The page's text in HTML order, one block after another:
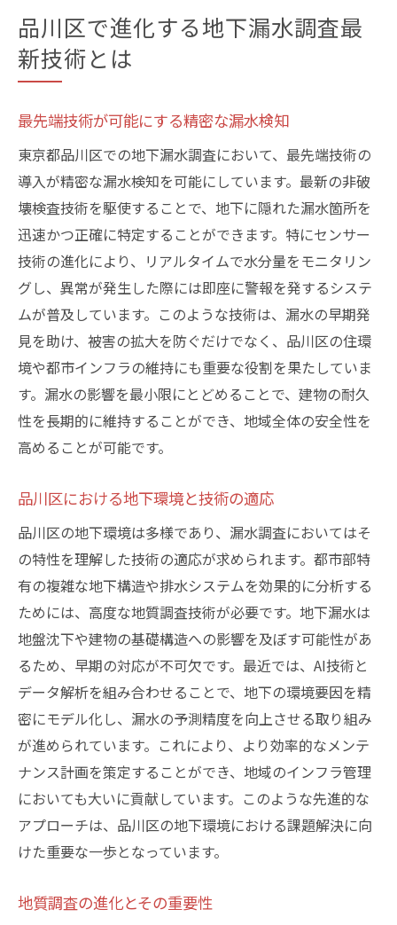
品川区での技術導入事例とその成果
地下漏水がもたらす品川区の生活への影響
地下漏水による住宅被害とその対策
漏水が地域の水資源に与える影響
健康被害を防ぐための迅速な対応
漏水による経済的損失とその防止策
地域住民の生活に直接影響する問題点
非破壊検査が地下漏水調査を変える理由
非破壊検査技術の概要と利点
品川区での適用事例とその結果
地下構造の安全性確認における役割
環境への影響を最小限に抑える技術革新
コスト削減と効率化を実現する方法
地域社会における信頼性の向上
早期発見が未然防止につながる理由
品川区における事例と成果
住民安全を確保するための取り組み
緊急対応体制の整備と効果
漏水発見後の迅速な対応手順
安心して暮らせる街づくりの一環として
地下漏水調査における効率的な対策の実例
技術と人の連携による問題解決
成功事例から学ぶ効果的な対策
品川区で導入される革新的な手法
漏水箇所修復における最新技術
効率的な資源配分とその実現方法
持続可能な環境づくりへの貢献
上させる方法
品川区で進化する地下漏水調査最
新技術とは
最先端技術が可能にする精密な漏水検知
東京都品川区での地下漏水調査において、最先端技術の
導入が精密な漏水検知を可能にしています。最新の非破
壊検査技術を駆使することで、地下に隠れた漏水箇所を
迅速かつ正確に特定することができます。特にセンサー
技術の進化により、リアルタイムで水分量をモニタリン
グし、異常が発生した際には即座に警報を発するシステ
ムが普及しています。このような技術は、漏水の早期発
見を助け、被害の拡大を防ぐだけでなく、品川区の住環
境や都市インフラの維持にも重要な役割を果たしていま
す。漏水の影響を最小限にとどめることで、建物の耐久
性を長期的に維持することができ、地域全体の安全性を
高めることが可能です。
品川区における地下環境と技術の適応
品川区の地下環境は多様であり、漏水調査においてはそ
の特性を理解した技術の適応が求められます。都市部特
有の複雑な地下構造や排水システムを効果的に分析する
ためには、高度な地質調査技術が必要です。地下漏水は
地盤沈下や建物の基礎構造への影響を及ぼす可能性があ
るため、早期の対応が不可欠です。最近では、AI技術と
データ解析を組み合わせることで、地下の環境要因を精
密にモデル化し、漏水の予測精度を向上させる取り組み
が進められています。これにより、より効率的なメンテ
ナンス計画を策定することができ、地域のインフラ管理
においても大いに貢献しています。このような先進的な
アプローチは、品川区の地下環境における課題解決に向
けた重要な一歩となっています。
地質調査の進化とその重要性